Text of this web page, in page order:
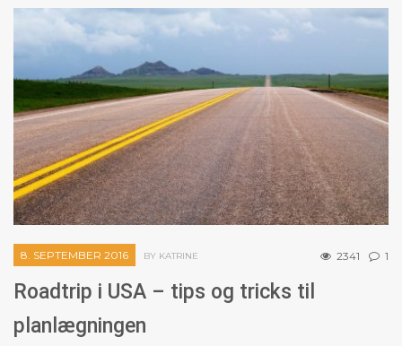
8. SEPTEMBER 2016 2341 1
BY KATRINE
Roadtrip i USA – tips og tricks til
planlægningen